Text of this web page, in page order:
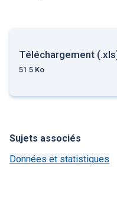
Téléchargement
51.5 Ko
Sujets associés
Données et statistiques